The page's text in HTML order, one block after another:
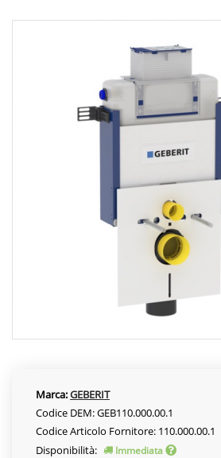
Marca:GEBERIT
Codice DEM: GEB110.000.00.1
Codice Articolo Fornitore: 110.000.00.1
Disponibilità:
Immediata